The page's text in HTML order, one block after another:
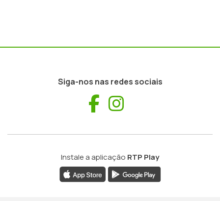
Siga-nos nas redes sociais
Facebook
Instale a aplicação RTP Play